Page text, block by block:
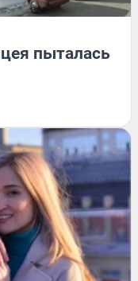
пыталась